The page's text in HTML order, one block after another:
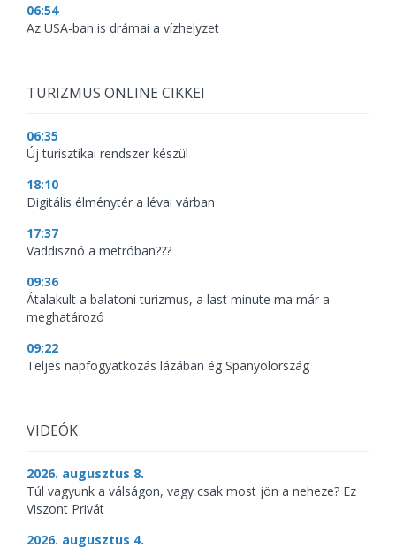
06:54
Az USA-ban is drámai a vízhelyzet
TURIZMUS ONLINE CIKKEI
06:35
Új turisztikai rendszer készül
18:10
Digitális élménytér a lévai várban
17:37
Vaddisznó a metróban???
09:36
Átalakult a balatoni turizmus, a last minute ma már a
meghatározó
09:22
Teljes napfogyatkozás lázában ég Spanyolország
VIDEÓK
2026. augusztus 8.
Túl vagyunk a válságon, vagy csak most jön a neheze? Ez
Viszont Privát
2026. augusztus 4.